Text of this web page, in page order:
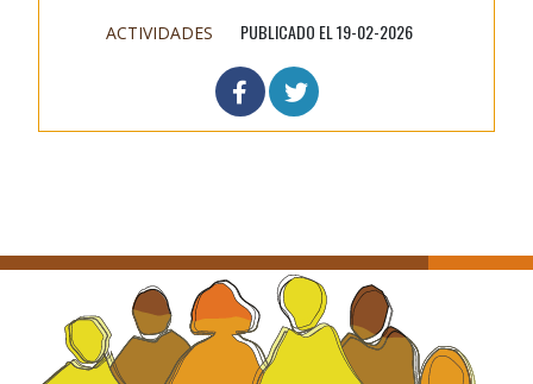
ACTIVIDADES PUBLICADO EL 19-02-2026